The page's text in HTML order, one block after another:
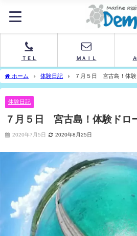
ＴＥＬ ＭＡＩＬ
ホーム 体験日記 ７月５日 宮古島！体験
体験日記
７月５日 宮古島！体験ドロ
2020年7月5日 2020年8月25日